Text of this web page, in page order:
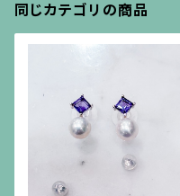
同じカテゴリの商品